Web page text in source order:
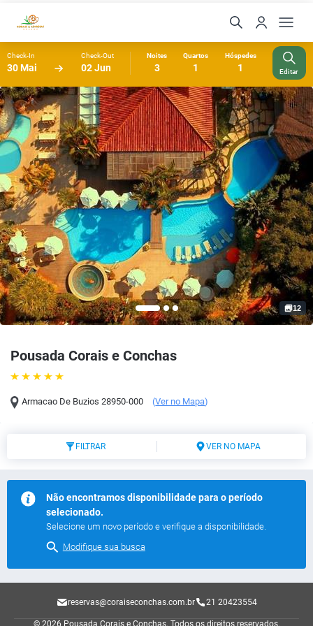
Check-In
30 Mai
Check-Out
02 Jun
Noites
3
Quartos
1
Hóspedes
1 Editar
Pousada Corais e Conchas
Armacao De Buzios 28950-000 (Ver no Mapa)
12
FILTRAR VER NO MAPA
Não encontramos disponibilidade para o período
selecionado.
Selecione um novo período e verifique a disponibilidade.
Modifique sua busca
reservas@coraiseconchas.com.br 21 20423554
© 2026 Pousada Corais e Conchas. Todos os direitos reservados.